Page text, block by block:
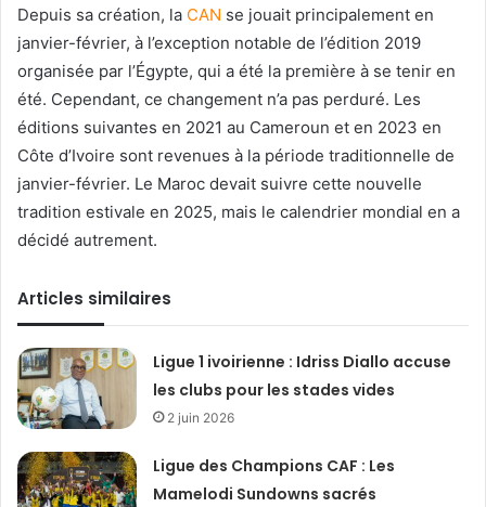
Depuis sa création, la CAN se jouait principalement en
janvier-février, à l’exception notable de l’édition 2019
organisée par l’Égypte, qui a été la première à se tenir en
été. Cependant, ce changement n’a pas perduré. Les
éditions suivantes en 2021 au Cameroun et en 2023 en
Côte d’Ivoire sont revenues à la période traditionnelle de
janvier-février. Le Maroc devait suivre cette nouvelle
tradition estivale en 2025, mais le calendrier mondial en a
décidé autrement.
Articles similaires
Ligue 1 ivoirienne : Idriss Diallo accuse
les clubs pour les stades vides
2 juin 2026
Ligue des Champions CAF : Les
Mamelodi Sundowns sacrés